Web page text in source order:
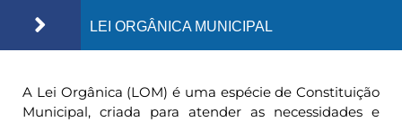
LEI ORGÂNICA MUNICIPAL
A Lei Orgânica (LOM) é uma espécie de Constituição
Municipal, criada para atender as necessidades e